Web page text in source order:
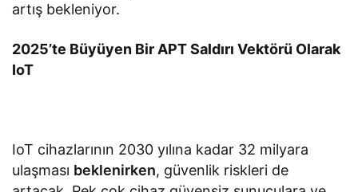
artış bekleniyor.
2025’te Büyüyen Bir APT Saldırı Vektörü Olarak
IoT
IoT cihazlarının 2030 yılına kadar 32 milyara
ulaşması beklenirken, güvenlik riskleri de